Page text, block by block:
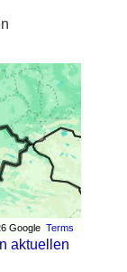
GoogleTerms
aktuellen